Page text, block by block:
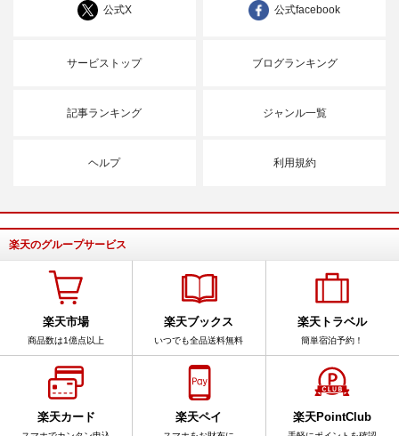
公式X 公式facebook
サービストップ ブログランキング
記事ランキング ジャンル一覧
ヘルプ 利用規約
楽天のグループサービス
楽天市場
商品数は1億点以上
楽天ブックス
いつでも全品送料無料
楽天トラベル
簡単宿泊予約！
楽天カード 楽天ペイ 楽天PointClub